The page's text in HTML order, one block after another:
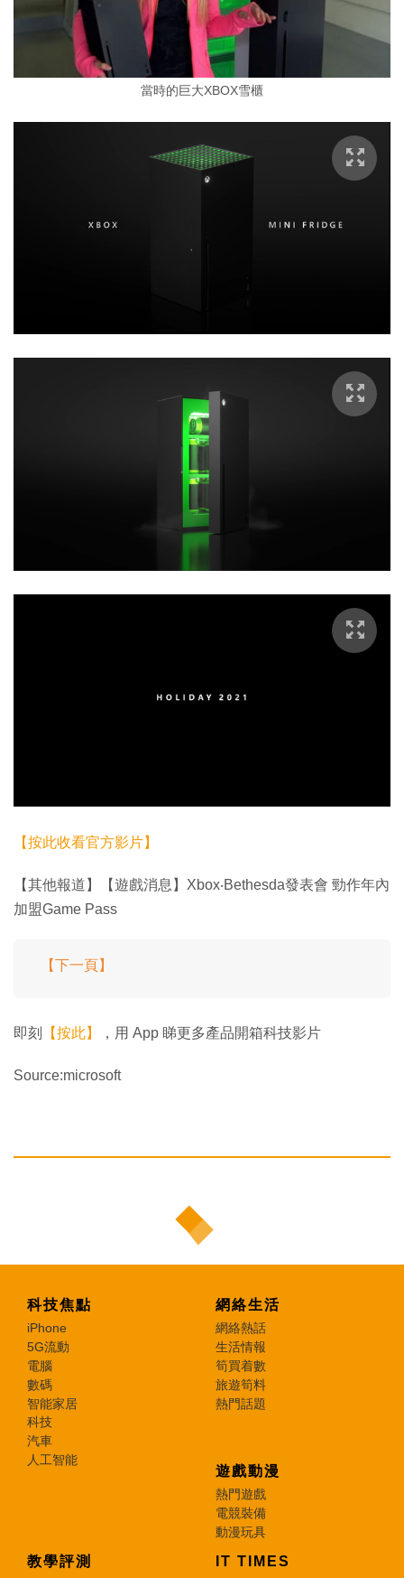
當時的巨大XBOX雪櫃
【按此收看官方影片】
【其他報道】【遊戲消息】Xbox‧Bethesda發表會 勁作年內
加盟Game Pass
【下一頁】
即刻 【按此】 ，用 App 睇更多產品開箱科技影片
Source:microsoft
科技焦點
iPhone
5G流動
電腦
數碼
智能家居
科技
汽車
人工智能
網絡生活
網絡熱話
生活情報
筍買着數
旅遊筍料
熱門話題
遊戲動漫
熱門遊戲
電競裝備
動漫玩具
教學評測 IT TIMES